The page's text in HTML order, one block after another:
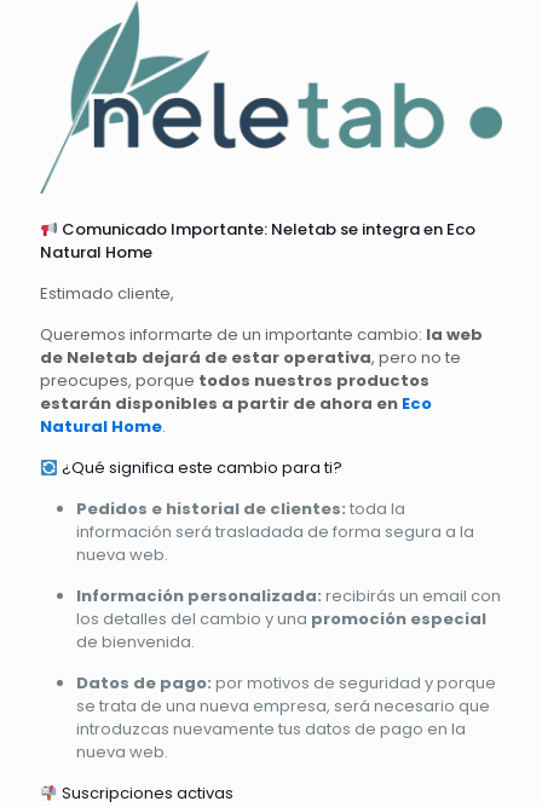
Comunicado Importante: Neletab se integra en Eco
Natural Home
Estimado cliente,
Queremos informarte de un importante cambio: la web
de Neletab dejará de estar operativa, pero no te
preocupes, porque todos nuestros productos
estarán disponibles a partir de ahora en Eco
Natural Home.
¿Qué significa este cambio para ti?
Pedidos e historial de clientes: toda la
información será trasladada de forma segura a la
nueva web.
Información personalizada: recibirás un email con
los detalles del cambio y una promoción especial
de bienvenida.
Datos de pago: por motivos de seguridad y porque
se trata de una nueva empresa, será necesario que
introduzcas nuevamente tus datos de pago en la
nueva web.
Suscripciones activas